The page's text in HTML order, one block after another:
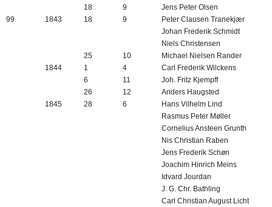
18
9
Jens Peter Olsen
99
1843 18 9
Peter Clausen Tranekjær
Johan Frederik Schmidt
Niels Christensen
25
10
Michael Nielsen Rander
1844
1 4
Carl Frederik Wilckens
6
11 Joh. Fritz Kjempff
26
12
Anders Haugsted
1845
28 6
Hans Vilhelm Lind
Rasmus Peter Møller
Cornelius Ansteen Grunth
Nis Christian Raben
Jens Frederik Schøn
Joachim Hinrich Meins
Idvard Jourdan
J. G. Chr. Bathling
Carl Christian August Licht